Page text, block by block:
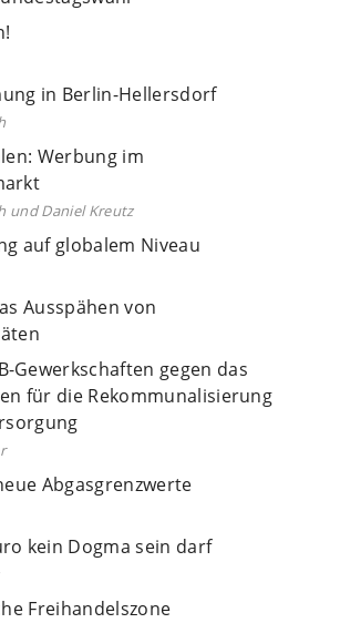
in Berlin-Hellersdorf
Werbung im
und Daniel Kreutz
auf globalem Niveau
Ausspähen von
Gewerkschaften gegen das
für die Rekommunalisierung
Abgasgrenzwerte
kein Dogma sein darf
Freihandelszone